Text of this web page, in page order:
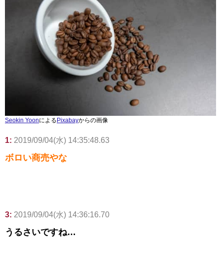
Seokin YoonによるPixabayからの画像
1: 2019/09/04(水) 14:35:48.63
ボロい商売やな
3: 2019/09/04(水) 14:36:16.70
うるさいですね…